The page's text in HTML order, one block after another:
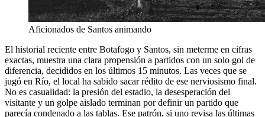
Aficionados de Santos animando
El historial reciente entre Botafogo y Santos, sin meterme en cifras
exactas, muestra una clara propensión a partidos con un solo gol de
diferencia, decididos en los últimos 15 minutos. Las veces que se
jugó en Río, el local ha sabido sacar rédito de ese nerviosismo final.
No es casualidad: la presión del estadio, la desesperación del
visitante y un golpe aislado terminan por definir un partido que
parecía condenado a las tablas. Ese patrón, si uno revisa las últimas